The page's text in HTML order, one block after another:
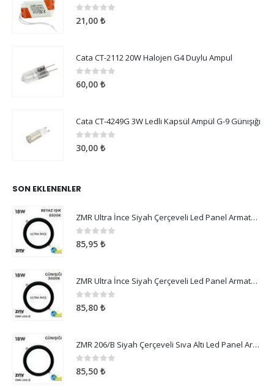
05 üzerinden
21,00 ₺
Cata CT-2112 20W Halojen G4 Duylu Ampul
05 üzerinden
60,00 ₺
Cata CT-4249G 3W Ledli Kapsül Ampül G-9 Günışığı
05 üzerinden
30,00 ₺
SON EKLENENLER
ZMR Ultra İnce Siyah Çerçeveli Led Panel Armatür 18W Beyaz Işık
05 üzerinden
85,95 ₺
ZMR Ultra İnce Siyah Çerçeveli Led Panel Armatür 18W Günışığı
05 üzerinden
85,80 ₺
ZMR 206/B Siyah Çerçeveli Sıva Altı Led Panel Armatür 18W Günışığı
05 üzerinden
85,50 ₺